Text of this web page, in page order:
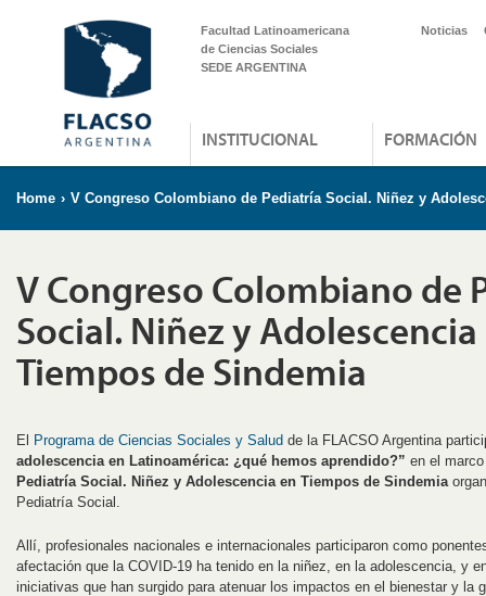
Facultad Latinoamericana
de Ciencias Sociales
SEDE ARGENTINA
Noticias
INSTITUCIONAL FORMACIÓN
Home › V Congreso Colombiano de Pediatría Social. Niñez y
V Congreso Colombiano de
Social. Niñez y
Tiempos de Sindemia
El Programa de Ciencias Sociales y Salud de la FLACSO Argentina
adolescencia en Latinoamérica: ¿qué hemos aprendido?” en el
Pediatría Social. Niñez y Adolescencia en Tiempos de Sindemia
Pediatría Social.
Allí, profesionales nacionales e internacionales participaron como
afectación que la COVID-19 ha tenido en la niñez, en la adolescencia, y
iniciativas que han surgido para atenuar los impactos en el bienestar y la